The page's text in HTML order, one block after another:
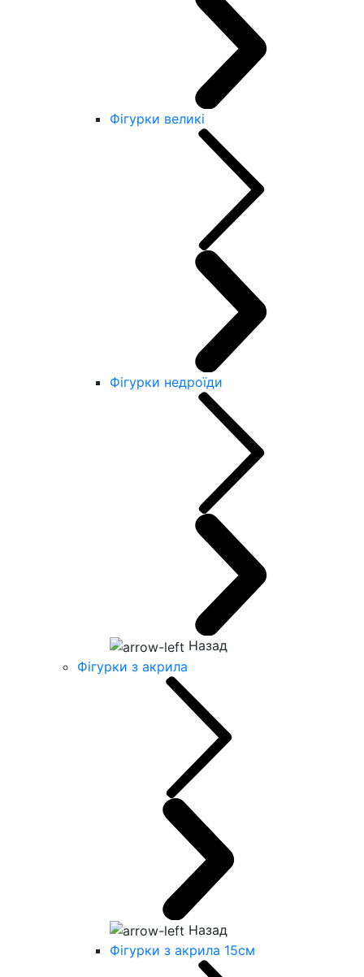
Фігурки великі
Фігурки недроїди
Назад
Фігурки з акрила
Назад
Фігурки з акрила 15см